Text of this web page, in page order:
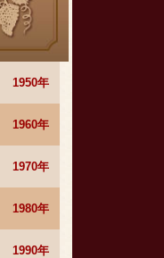
1950年
1960年
1970年
1980年
1990年